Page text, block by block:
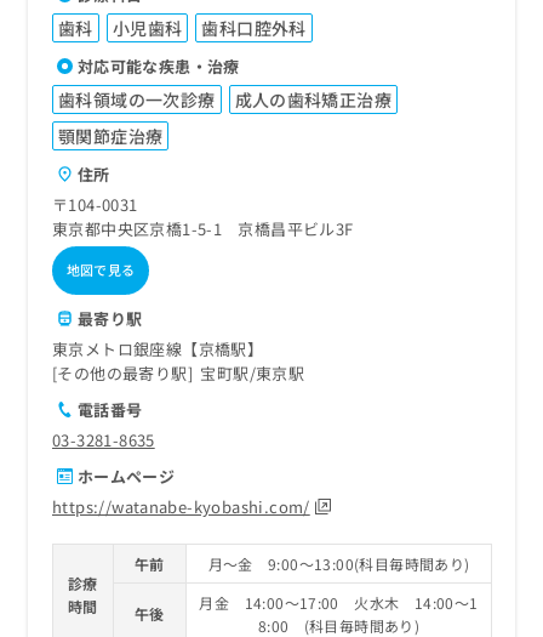
歯科 小児歯科 歯科口腔外科
対応可能な疾患・治療
歯科領域の一次診療
成人の歯科矯正治療
顎関節症治療
住所
〒104-0031
東京都中央区京橋1-5-1 京橋昌平ビル3F
地図で見る
最寄り駅
東京メトロ銀座線【京橋駅】
その他の最寄り駅
宝町駅 東京駅
電話番号
03-3281-8635
ホームページ
https://watanabe-kyobashi.com/
診療
時間
午前 月～金 9:00～13:00(科目毎時間あり)
午後
月金 14:00～17:00 火水木 14:00～1
8:00 (科目毎時間あり)